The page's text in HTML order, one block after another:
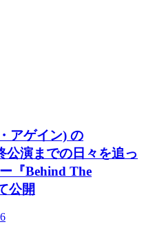
アゲイン) の
公演までの日々を追っ
『Behind The
公開
6